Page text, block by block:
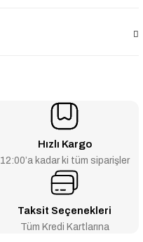
Hızlı Kargo
12:00’a kadar ki tüm siparişler
Taksit Seçenekleri
Tüm Kredi Kartlarına